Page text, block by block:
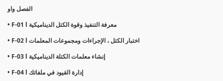
الفصل واو
• F-01 l معرفة التنفيذ وقوة الكتل الديناميكية
• F-02 l اختبار الكتل ، الإجراءات ومجموعات المعلمات
• F-03 l إنشاء معلمات الكتلة الديناميكية
• F-04 l إدارة القيود في ملفاتك